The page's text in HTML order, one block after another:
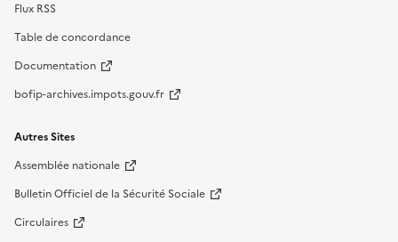
Flux RSS
Table de concordance
Documentation
bofip-archives.impots.gouv.fr
Autres Sites
Assemblée nationale
Bulletin Officiel de la Sécurité Sociale
Circulaires